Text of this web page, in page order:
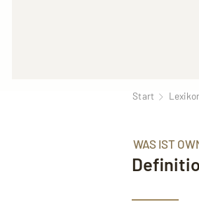
Start
WAS IST
Mit dem